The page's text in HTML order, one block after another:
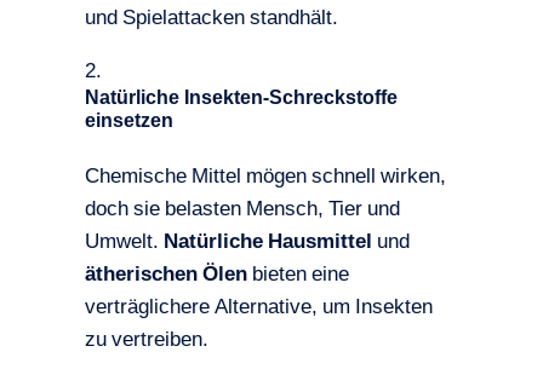
und Spielattacken standhält.
Natürliche Insekten-Schreckstoffe
einsetzen
Chemische Mittel mögen schnell wirken,
doch sie belasten Mensch, Tier und
Umwelt. Natürliche Hausmittel und
ätherischen Ölenbieten eine
verträglichere Alternative, um Insekten
zu vertreiben.